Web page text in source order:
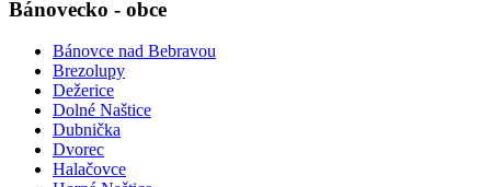
Bánovecko - obce
Bánovce nad Bebravou
Brezolupy
Dežerice
Dolné Naštice
Dubnička
Dvorec
Halačovce